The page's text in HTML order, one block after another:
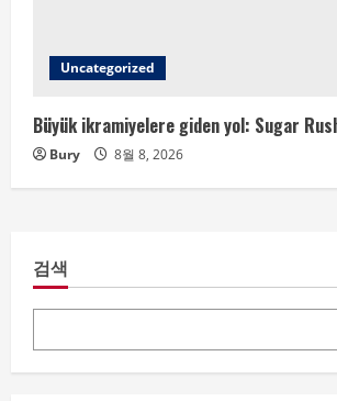
Uncategorized
Büyük ikramiyelere giden yol: Sugar
Bury 8월 8, 2026
검색